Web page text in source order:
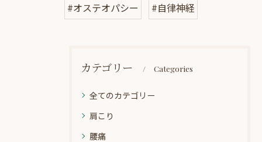
#オステオパシー #自律神経
カテゴリー Categories
全てのカテゴリー
肩こり
腰痛